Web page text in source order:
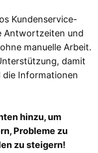
Kundenservice-
Antwortzeiten und
manuelle Arbeit.
damit
die Informationen
hinzu, um
Probleme zu
zu steigern!